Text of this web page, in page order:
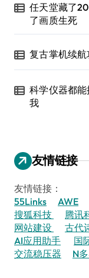
任天堂藏了
了画质生死
复古掌机续
科学仪器都
我
友情链接
友情链接：
55Links
AWE
搜狐科技
腾讯
网站建设
古代
AI应用助手
国
交流稳压器
N